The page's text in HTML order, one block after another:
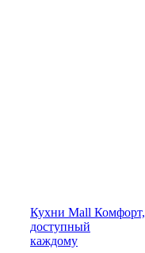
Кухни Mall Комфорт,
доступный
каждому